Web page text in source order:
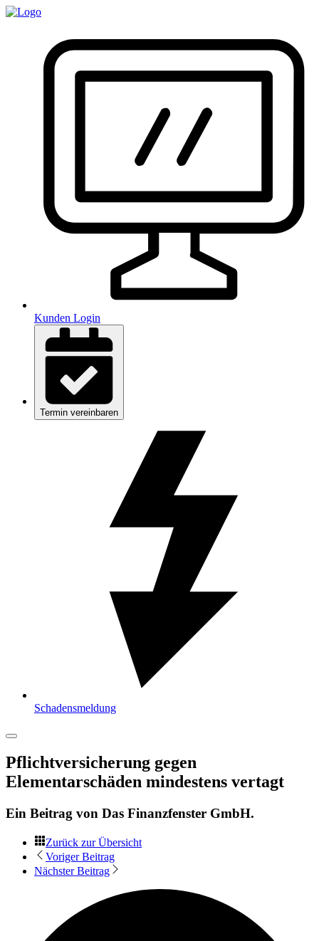
Kunden Login
Termin vereinbaren
Schadensmeldung
Pflichtversicherung gegen
Elementarschäden mindestens vertagt
Ein Beitrag von Das Finanzfenster GmbH.
Zurück zur Übersicht
Voriger Beitrag
Nächster Beitrag